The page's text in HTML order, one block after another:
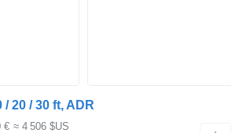
20 / 30 ft, ADR
€ ≈ 4 506 $US